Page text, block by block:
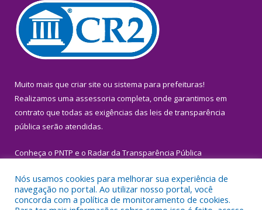
Muito mais que criar site ou sistema para prefeituras!
Realizamos uma assessoria completa, onde garantimos em
contrato que todas as exigências das leis de transparência
pública serão atendidas.
Conheça o PNTP e o Radar da Transparência Pública
Nós usamos cookies para melhorar sua experiência de
navegação no portal. Ao utilizar nosso portal, você
concorda com a política de monitoramento de cookies.